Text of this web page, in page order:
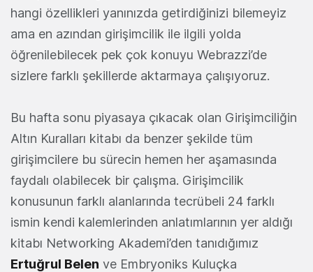
hangi özellikleri yanınızda getirdiğinizi bilemeyiz
ama en azından girişimcilik ile ilgili yolda
öğrenilebilecek pek çok konuyu Webrazzi’de
sizlere farklı şekillerde aktarmaya çalışıyoruz.
Bu hafta sonu piyasaya çıkacak olan Girişimciliğin
Altın Kuralları kitabı da benzer şekilde tüm
girişimcilere bu sürecin hemen her aşamasında
faydalı olabilecek bir çalışma. Girişimcilik
konusunun farklı alanlarında tecrübeli 24 farklı
ismin kendi kalemlerinden anlatımlarının yer aldığı
kitabı Networking Akademi’den tanıdığımız
Ertuğrul Belen ve Embryoniks Kuluçka